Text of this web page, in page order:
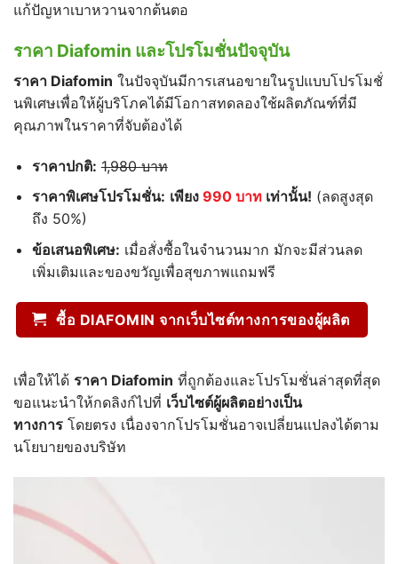
แก้ปัญหาเบาหวานจากต้นตอ
ราคา Diafomin และโปรโมชั่นปัจจุบัน
ราคา Diafomin ในปัจจุบันมีการเสนอขายในรูปแบบโปรโมชั่
นพิเศษเพื่อให้ผู้บริโภคได้มีโอกาสทดลองใช้ผลิตภัณฑ์ที่มี
คุณภาพในราคาที่จับต้องได้
ราคาปกติ: 1,980 บาท
ราคาพิเศษโปรโมชั่น: เพียง 990 บาท เท่านั้น! (ลดสูงสุด
ถึง 50%)
ข้อเสนอพิเศษ: เมื่อสั่งซื้อในจำนวนมาก มักจะมีส่วนลด
เพิ่มเติมและของขวัญเพื่อสุขภาพแถมฟรี
ซื้อ DIAFOMIN จากเว็บไซต์ทางการของผู้ผลิต
เพื่อให้ได้ ราคา Diafomin ที่ถูกต้องและโปรโมชั่นล่าสุดที่สุด
ขอแนะนำให้กดลิงก์ไปที่ เว็บไซต์ผู้ผลิตอย่างเป็น
ทางการ โดยตรง เนื่องจากโปรโมชั่นอาจเปลี่ยนแปลงได้ตาม
นโยบายของบริษัท